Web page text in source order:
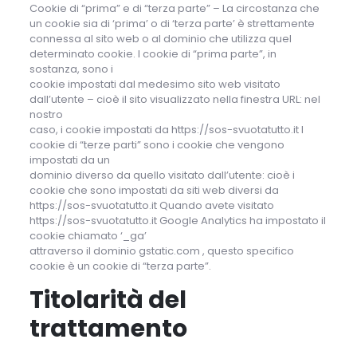
Cookie di “prima” e di “terza parte” – La circostanza che
un cookie sia di ‘prima’ o di ‘terza parte’ è strettamente
connessa al sito web o al dominio che utilizza quel
determinato cookie. I cookie di “prima parte”, in
sostanza, sono i
cookie impostati dal medesimo sito web visitato
dall’utente – cioè il sito visualizzato nella finestra URL: nel
nostro
caso, i cookie impostati da https://sos-svuotatutto.it I
cookie di “terze parti” sono i cookie che vengono
impostati da un
dominio diverso da quello visitato dall’utente: cioè i
cookie che sono impostati da siti web diversi da
https://sos-svuotatutto.it Quando avete visitato
https://sos-svuotatutto.it Google Analytics ha impostato il
cookie chiamato ‘_ga’
attraverso il dominio gstatic.com , questo specifico
cookie è un cookie di “terza parte”.
Titolarità del
trattamento